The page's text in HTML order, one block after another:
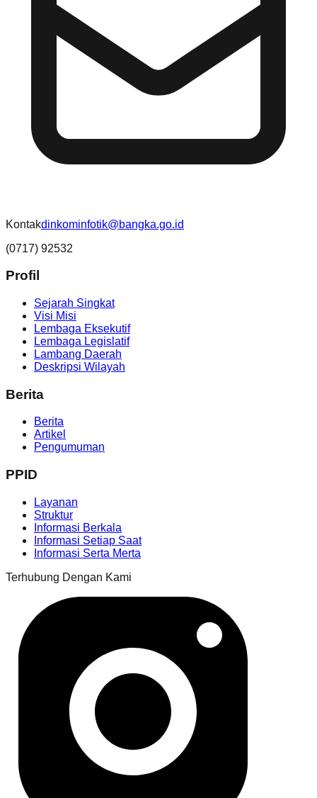
Kontakdinkominfotik@bangka.go.id
(0717) 92532
Profil
Sejarah Singkat
Visi Misi
Lembaga Eksekutif
Lembaga Legislatif
Lambang Daerah
Deskripsi Wilayah
Berita
Berita
Artikel
Pengumuman
PPID
Layanan
Struktur
Informasi Berkala
Informasi Setiap Saat
Informasi Serta Merta
Terhubung Dengan Kami